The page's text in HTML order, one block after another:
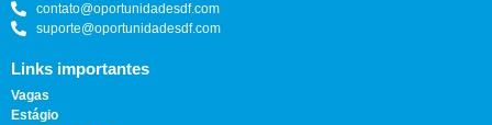
contato@oportunidadesdf.com
suporte@oportunidadesdf.com
Links importantes
Vagas
Estágio